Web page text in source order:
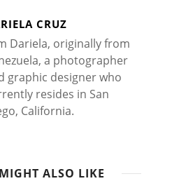
CRUZ
Dariela, originally from
a photographer
graphic designer who
resides in San
California.
ALSO LIKE